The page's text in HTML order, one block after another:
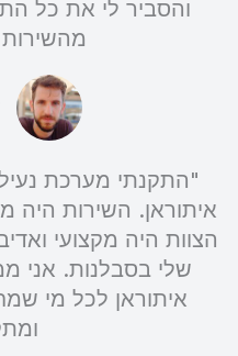
והסביר לי את כל
"התקנתי מערכת
איתוראן. השירות היה
הצוות היה מקצועי
שלי בסבלנות. אני
איתוראן לכל מי